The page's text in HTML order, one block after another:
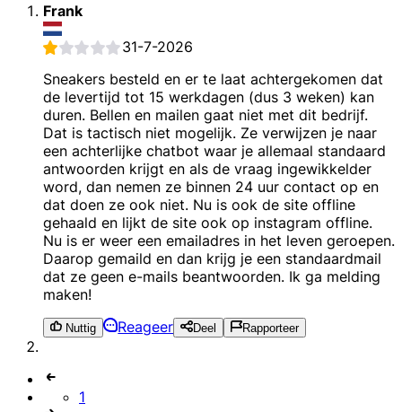
Frank
31-7-2026
Sneakers besteld en er te laat achtergekomen dat
de levertijd tot 15 werkdagen (dus 3 weken) kan
duren. Bellen en mailen gaat niet met dit bedrijf.
Dat is tactisch niet mogelijk. Ze verwijzen je naar
een achterlijke chatbot waar je allemaal standaard
antwoorden krijgt en als de vraag ingewikkelder
word, dan nemen ze binnen 24 uur contact op en
dat doen ze ook niet. Nu is ook de site offline
gehaald en lijkt de site ook op instagram offline.
Nu is er weer een emailadres in het leven geroepen.
Daarop gemaild en dan krijg je een standaardmail
dat ze geen e-mails beantwoorden. Ik ga melding
maken!
Nuttig Reageer Deel Rapporteer
1